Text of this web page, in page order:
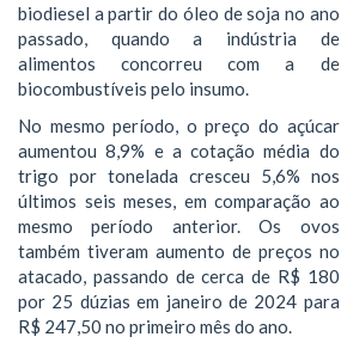
biodiesel a partir do óleo de soja no ano
passado, quando a indústria de
alimentos concorreu com a de
biocombustíveis pelo insumo.
No mesmo período, o preço do açúcar
aumentou 8,9% e a cotação média do
trigo por tonelada cresceu 5,6% nos
últimos seis meses, em comparação ao
mesmo período anterior. Os ovos
também tiveram aumento de preços no
atacado, passando de cerca de R$ 180
por 25 dúzias em janeiro de 2024 para
R$ 247,50 no primeiro mês do ano.